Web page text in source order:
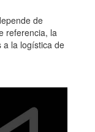
de
referencia, la
a la logística de